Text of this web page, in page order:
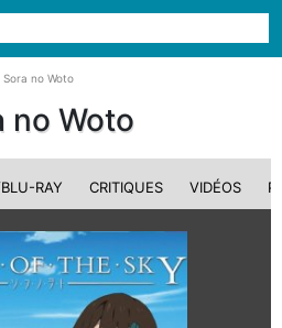
no Woto
no Woto
RAY CRITIQUES VIDÉOS